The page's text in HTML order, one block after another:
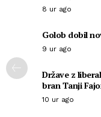
8 ur ago
Golob dobil
9 ur ago
Države z
bran Tanji
10 ur ago